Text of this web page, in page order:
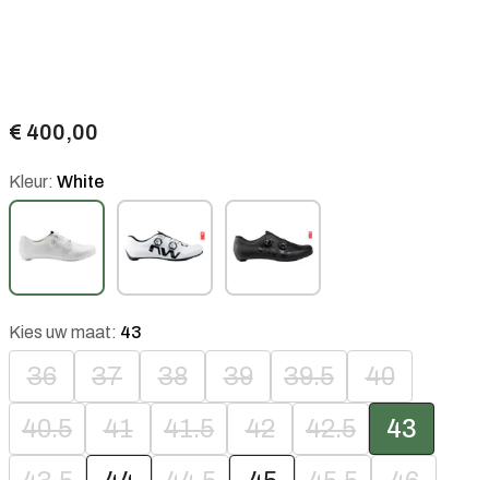
€ 400,00
Kleur: White
Kies uw maat: 43
36 37 38 39 39.5
40
40.5
41 41.5 42 42.5
43